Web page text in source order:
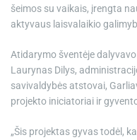
šeimos su vaikais, įrengta
aktyvaus laisvalaikio
Atidarymo šventėje
Laurynas Dilys,
savivaldybės atstovai,
projekto iniciatoriai ir
„Šis projektas gyvas todėl,